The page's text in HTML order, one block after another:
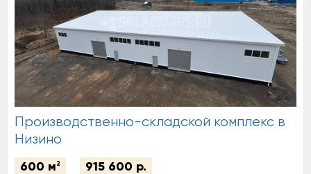
Производственно-складской комплекс в
Низино
600 м 2 915 600 р.